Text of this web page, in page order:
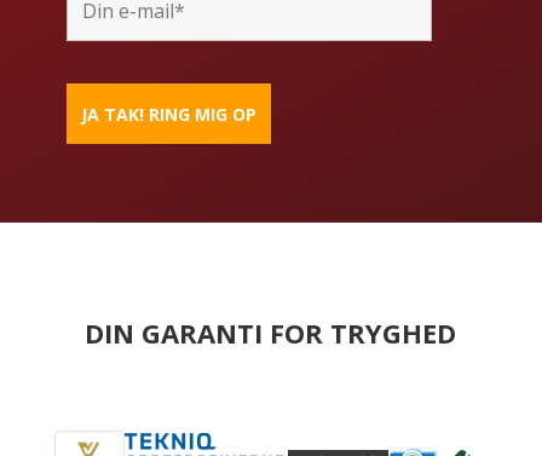
DIN GARANTI FOR TRYGHED